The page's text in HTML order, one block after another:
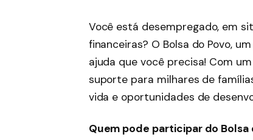
Você está desempregado, em
financeiras? O Bolsa do Povo,
ajuda que você precisa! Com
suporte para milhares de
vida e oportunidades de
Quem pode participar do Bolsa